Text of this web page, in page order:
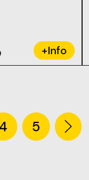
+Info
4 5